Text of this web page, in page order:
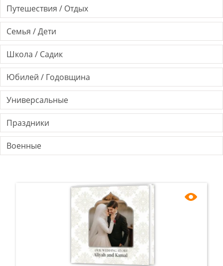
Путешествия / Отдых
Семья / Дети
Школа / Садик
Юбилей / Годовщина
Универсальные
Праздники
Военные